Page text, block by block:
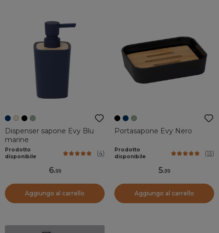
Dispenser sapone Evy Blu
marine
Prodotto
disponibile
(4)
6.99
Aggiungo al carrello
Portasapone Evy Nero
Prodotto
disponibile
(13)
5.99
Aggiungo al carrello